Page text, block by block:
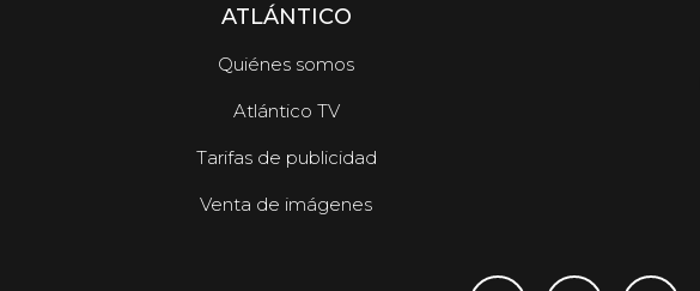
ATLÁNTICO
Quiénes somos
Atlántico TV
Tarifas de publicidad
Venta de imágenes